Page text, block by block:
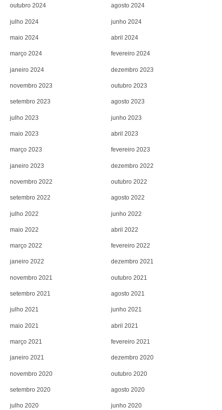
outubro 2024 agosto 2024
julho 2024 junho 2024
maio 2024 abril 2024
março 2024 fevereiro 2024
janeiro 2024 dezembro 2023
novembro 2023 outubro 2023
setembro 2023 agosto 2023
julho 2023 junho 2023
maio 2023 abril 2023
março 2023 fevereiro 2023
janeiro 2023 dezembro 2022
novembro 2022 outubro 2022
setembro 2022 agosto 2022
julho 2022 junho 2022
maio 2022 abril 2022
março 2022 fevereiro 2022
janeiro 2022 dezembro 2021
novembro 2021 outubro 2021
setembro 2021 agosto 2021
julho 2021 junho 2021
maio 2021 abril 2021
março 2021 fevereiro 2021
janeiro 2021 dezembro 2020
novembro 2020 outubro 2020
setembro 2020 agosto 2020
julho 2020 junho 2020